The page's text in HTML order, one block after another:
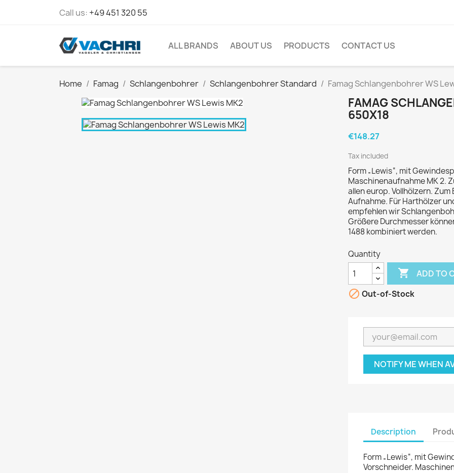
Call us: +49 451 320 55
ALL BRANDS ABOUT US PRODUCTS CONTACT US
Home Famag Schlangenbohrer Schlangenbohrer Standard Famag Schlangenbohrer WS
FAMAG
650X18
€148.27
Tax included
Form „Lewis“, mit
Maschinenaufnahme MK 2.
allen europ. Vollhölzern.
Aufnahme. Für Harthölzer
empfehlen wir
Größere Durchmesser
1488 kombiniert werden.
Quantity
 ADD TO
 Out-of-Stock
NOTIFY ME WHEN
Description
Form „Lewis“, mit
Vorschneider.